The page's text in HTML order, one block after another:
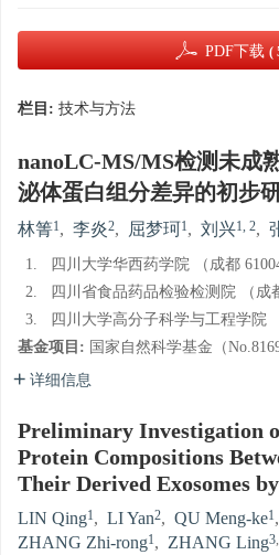
PDF下载 (
栏目: 技术与方法
nanoLC-MS/MS检测未成
泌体蛋白组分差异的初步
林箐1, 李炎2, 屈梦珂1, 刘兴1, 2,
1.
四川大学华西药学院 （成都
2.
四川省食品药品检验检测院 （成
3.
四川大学高分子科学与工程学院
基金项目: 国家自然科学基金（
详细信息
Preliminary Investigation
Protein Compositions
Their Derived Exosomes
LIN Qing1, LI Yan2, QU Meng-ke1,
ZHANG Zhi-rong1, ZHANG Ling3,